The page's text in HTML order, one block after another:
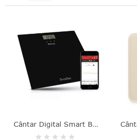
Cântar Digital Smart Body, Sticlă, Negru, Max. 150 Kg, Terraillon - 3094570143394
Rating: